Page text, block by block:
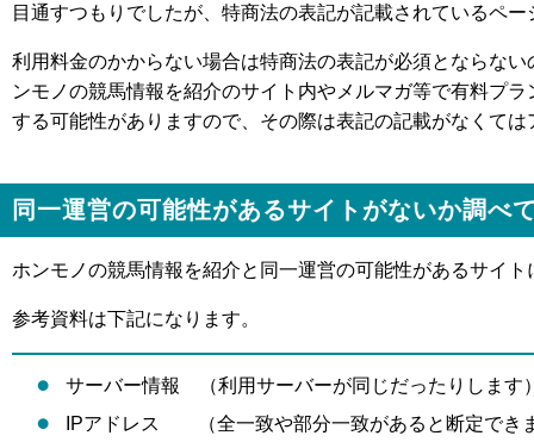
目通すつもりでしたが、特商法の表記が記載されているペ
利用料金のかからない場合は特商法の表記が必須とならな
ンモノの競馬情報を紹介のサイト内やメルマガ等で有料プ
する可能性がありますので、その際は表記の記載がなくては
同一運営の可能性があるサイトがないか調べ
ホンモノの競馬情報を紹介と同一運営の可能性があるサイ
参考資料は下記になります。
サーバー情報 （利用サーバーが同じだったりします
IPアドレス （全一致や部分一致があると断定でき